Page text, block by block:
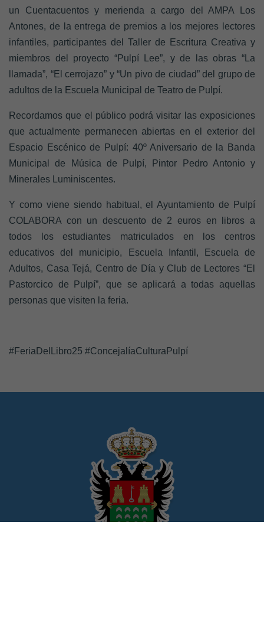
un Cuentacuentos y merienda a cargo del AMPA Los
Antones, de la entrega de premios a los mejores lectores
infantiles, participantes del Taller de Escritura Creativa y
miembros del proyecto “Pulpí Lee”, y de las obras “La
llamada”, “El cerrojazo” y “Un pivo de ciudad” del grupo de
adultos de la Escuela Municipal de Teatro de Pulpí.
Recordamos que el público podrá visitar las exposiciones
que actualmente permanecen abiertas en el exterior del
Espacio Escénico de Pulpí: 40º Aniversario de la Banda
Municipal de Música de Pulpí, Pintor Pedro Antonio y
Minerales Luminiscentes.
Y como viene siendo habitual, el Ayuntamiento de Pulpí
COLABORA con un descuento de 2 euros en libros a
todos los estudiantes matriculados en los centros
educativos del municipio, Escuela Infantil, Escuela de
Adultos, Casa Tejá, Centro de Día y Club de Lectores “El
Pastorcico de Pulpí”, que se aplicará a todas aquellas
personas que visiten la feria.
#FeriaDelLibro25 #ConcejalíaCulturaPulpí